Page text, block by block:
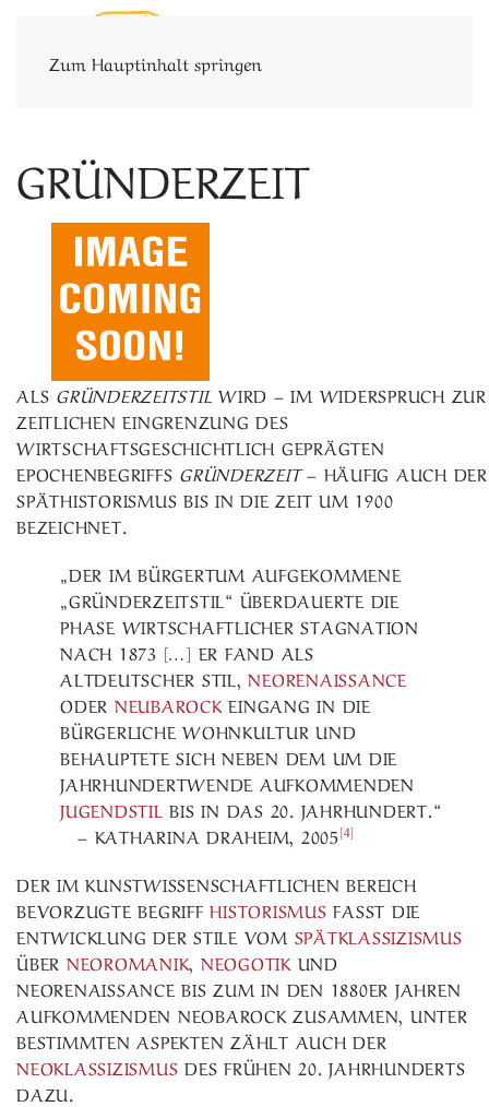
Zum Hauptinhalt springen
GRÜNDERZEIT
ALS GRÜNDERZEITSTIL WIRD – IM WIDERSPRUCH ZUR
ZEITLICHEN EINGRENZUNG DES
WIRTSCHAFTSGESCHICHTLICH GEPRÄGTEN
EPOCHENBEGRIFFS GRÜNDERZEIT– HÄUFIG AUCH DER
SPÄTHISTORISMUS BIS IN DIE ZEIT UM 1900
BEZEICHNET.
„DER IM BÜRGERTUM AUFGEKOMMENE
„GRÜNDERZEITSTIL“ ÜBERDAUERTE DIE
PHASE WIRTSCHAFTLICHER STAGNATION
NACH 1873 […] ER FAND ALS
ALTDEUTSCHER STIL,NEORENAISSANCE
ODER NEUBAROCK EINGANG IN DIE
BÜRGERLICHE WOHNKULTUR UND
BEHAUPTETE SICH NEBEN DEM UM DIE
JAHRHUNDERTWENDE AUFKOMMENDEN
JUGENDSTIL BIS IN DAS 20. JAHRHUNDERT.“
– KATHARINA DRAHEIM, 2005[4]
DER IM KUNSTWISSENSCHAFTLICHEN BEREICH
BEVORZUGTE BEGRIFFHISTORISMUS FASST DIE
ENTWICKLUNG DER STILE VOM SPÄTKLASSIZISMUS
ÜBER NEOROMANIK, NEOGOTIK UND
NEORENAISSANCE BIS ZUM IN DEN 1880ER JAHREN
AUFKOMMENDEN NEOBAROCK ZUSAMMEN, UNTER
BESTIMMTEN ASPEKTEN ZÄHLT AUCH DER
NEOKLASSIZISMUS DES FRÜHEN 20. JAHRHUNDERTS
DAZU.